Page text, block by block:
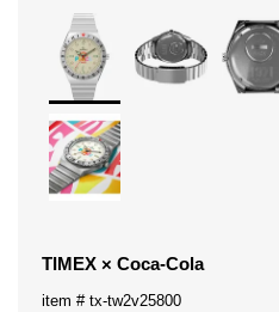
TIMEX × Coca-Cola
tx-tw2v25800